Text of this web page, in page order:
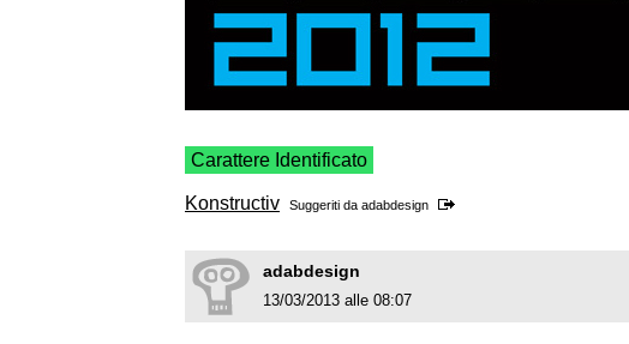
Carattere Identificato
Konstructiv Suggeriti da adabdesign
adabdesign
13/03/2013 alle 08:07